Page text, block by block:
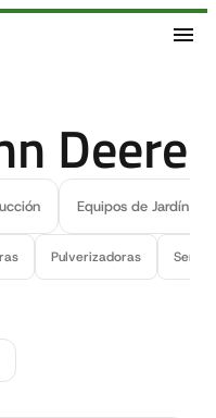
Deere
Equipos de Jardín
Pulverizadoras